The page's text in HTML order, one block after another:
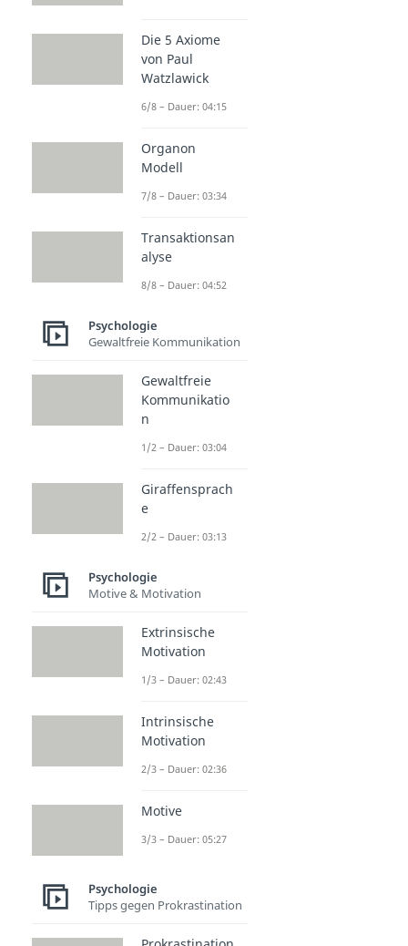
Die 5 Axiome
von Paul
Watzlawick
6/8 – Dauer: 04:15
Organon
Modell
7/8 – Dauer: 03:34
Transaktionsan
alyse
8/8 – Dauer: 04:52
Psychologie
Gewaltfreie Kommunikation
Gewaltfreie
Kommunikatio
n
1/2 – Dauer: 03:04
Giraffensprach
e
2/2 – Dauer: 03:13
Psychologie
Motive & Motivation
Extrinsische
Motivation
1/3 – Dauer: 02:43
Intrinsische
Motivation
2/3 – Dauer: 02:36
Motive
3/3 – Dauer: 05:27
Psychologie
Tipps gegen Prokrastination